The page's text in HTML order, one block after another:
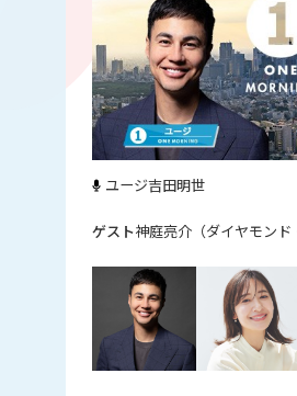
ユージ吉田明世
神庭亮介（ダイヤモンド